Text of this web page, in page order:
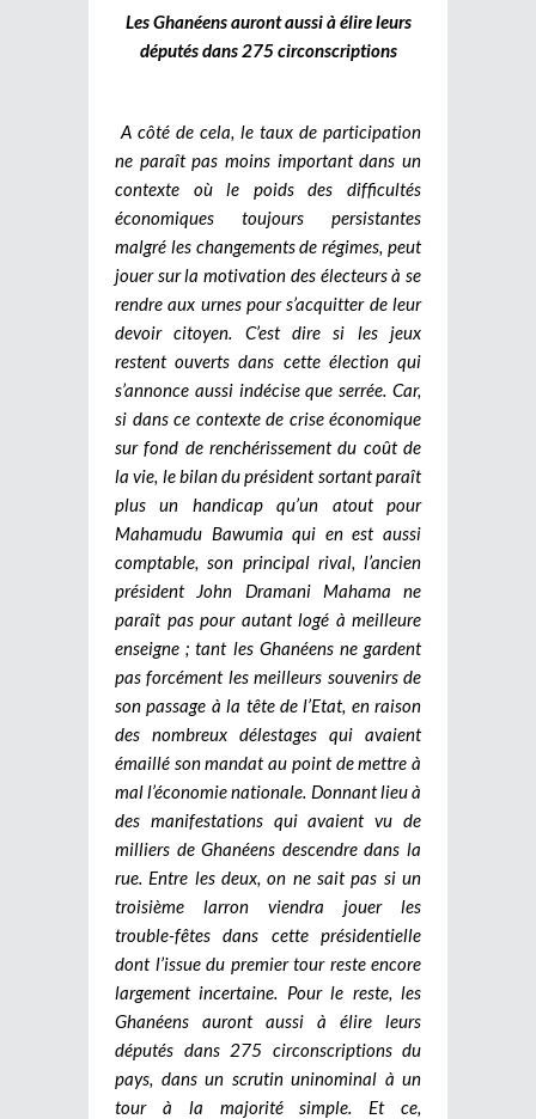
Les Ghanéens auront aussi à élire leurs
députés dans 275 circonscriptions
A côté de cela, le taux de participation
ne paraît pas moins important dans un
contexte où le poids des difficultés
économiques toujours persistantes
malgré les changements de régimes, peut
jouer sur la motivation des électeurs à se
rendre aux urnes pour s’acquitter de leur
devoir citoyen. C’est dire si les jeux
restent ouverts dans cette élection qui
s’annonce aussi indécise que serrée. Car,
si dans ce contexte de crise économique
sur fond de renchérissement du coût de
la vie, le bilan du président sortant paraît
plus un handicap qu’un atout pour
Mahamudu Bawumia qui en est aussi
comptable, son principal rival, l’ancien
président John Dramani Mahama ne
paraît pas pour autant logé à meilleure
enseigne ; tant les Ghanéens ne gardent
pas forcément les meilleurs souvenirs de
son passage à la tête de l’Etat, en raison
des nombreux délestages qui avaient
émaillé son mandat au point de mettre à
mal l’économie nationale. Donnant lieu à
des manifestations qui avaient vu de
milliers de Ghanéens descendre dans la
rue. Entre les deux, on ne sait pas si un
troisième larron viendra jouer les
trouble-fêtes dans cette présidentielle
dont l’issue du premier tour reste encore
largement incertaine. Pour le reste, les
Ghanéens auront aussi à élire leurs
députés dans 275 circonscriptions du
pays, dans un scrutin uninominal à un
tour à la majorité simple. Et ce,